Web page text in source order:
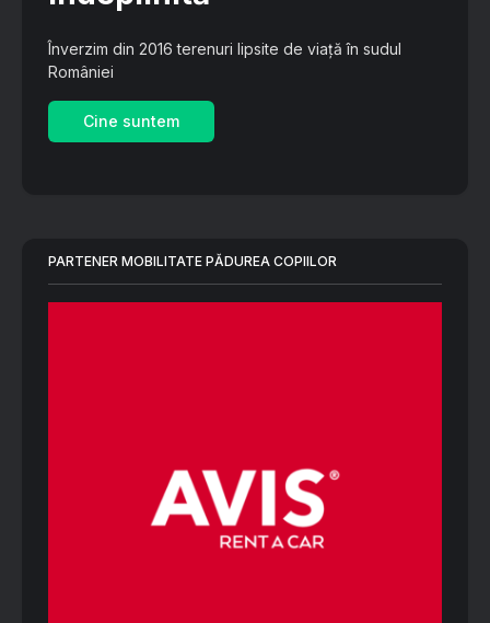
Înverzim din 2016 terenuri lipsite de viață în sudul
României
Cine suntem
PARTENER MOBILITATE PĂDUREA COPIILOR